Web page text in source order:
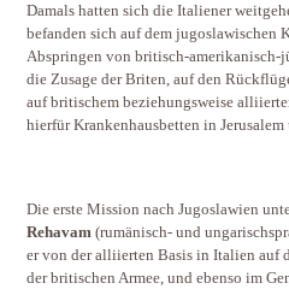
Damals hatten sich die Italiener
befanden sich auf dem jugoslawischen
Abspringen von britisch-amerikanisch-
die Zusage der Briten, auf den
auf britischem beziehungsweise
hierfür Krankenhausbetten in
Die erste Mission nach Jugoslawien
Rehavam (rumänisch- und
er von der alliierten Basis in Italien auf
der britischen Armee, und ebenso im